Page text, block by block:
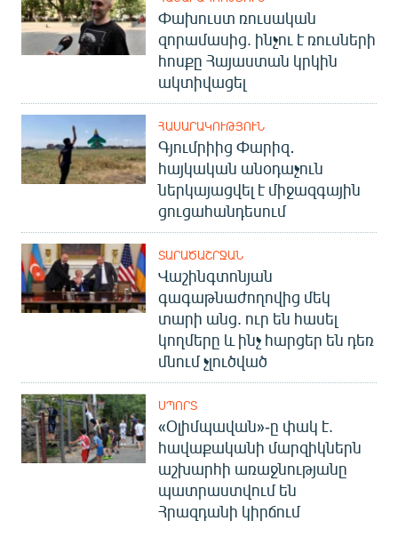
Փախուստ ռուսական
զորամասից. ինչու է ռուսների
հոսքը Հայաստան կրկին
ակտիվացել
ՀԱՍԱՐԱԿՈՒԹՅՈՒՆ
Գյումրիից Փարիզ․
հայկական անօդաչուն
ներկայացվել է միջազգային
ցուցահանդեսում
ՏԱՐԱԾԱՇՐՋԱՆ
Վաշինգտոնյան
գագաթնաժողովից մեկ
տարի անց. ուր են հասել
կողմերը և ինչ հարցեր են դեռ
մնում չլուծված
ՍՊՈՐՏ
«Օլիմպավան»-ը փակ է.
հավաքականի մարզիկներն
աշխարհի առաջնությանը
պատրաստվում են
Հրազդանի կիրճում